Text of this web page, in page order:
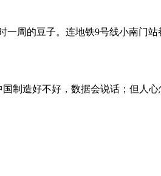
一周的豆子。连地铁9号线小南门
制造好不好，数据会说话；但人